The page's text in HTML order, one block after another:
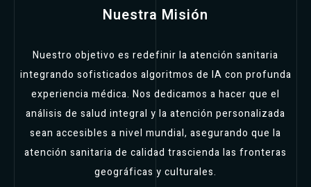
Nuestra Misión
Nuestro objetivo es redefinir la atención sanitaria
integrando sofisticados algoritmos de IA con profunda
experiencia médica. Nos dedicamos a hacer que el
análisis de salud integral y la atención personalizada
sean accesibles a nivel mundial, asegurando que la
atención sanitaria de calidad trascienda las fronteras
geográficas y culturales.